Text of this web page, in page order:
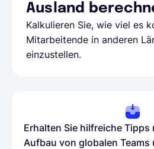
Ausland
Kalkulieren Sie, wie viel es
Mitarbeitende in anderen
einzustellen.
Erhalten Sie hilfreiche Tipps
Aufbau von globalen